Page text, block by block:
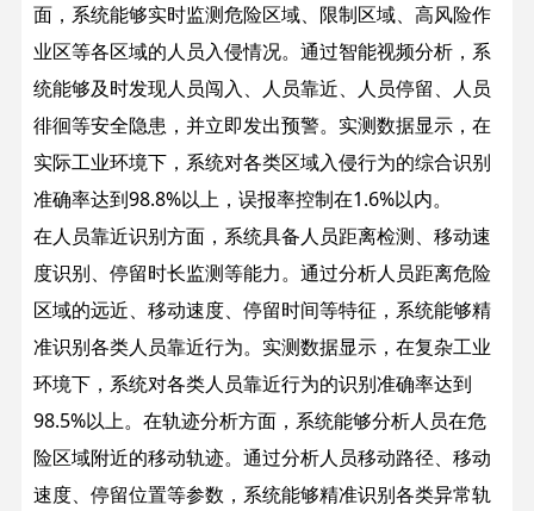
面，系统能够实时监测危险区域、限制区域、高风险作
业区等各区域的人员入侵情况。通过智能视频分析，系
统能够及时发现人员闯入、人员靠近、人员停留、人员
徘徊等安全隐患，并立即发出预警。实测数据显示，在
实际工业环境下，系统对各类区域入侵行为的综合识别
准确率达到98.8%以上，误报率控制在1.6%以内。
在人员靠近识别方面，系统具备人员距离检测、移动速
度识别、停留时长监测等能力。通过分析人员距离危险
区域的远近、移动速度、停留时间等特征，系统能够精
准识别各类人员靠近行为。实测数据显示，在复杂工业
环境下，系统对各类人员靠近行为的识别准确率达到
98.5%以上。 在轨迹分析方面，系统能够分析人员在危
险区域附近的移动轨迹。通过分析人员移动路径、移动
速度、停留位置等参数，系统能够精准识别各类异常轨